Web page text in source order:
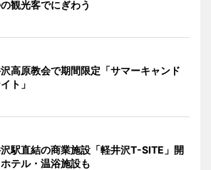
観光客でにぎわう
高原教会で期間限定「サマーキャンド
ト」
駅直結の商業施設「軽井沢T-SITE」開
テル・温浴施設も